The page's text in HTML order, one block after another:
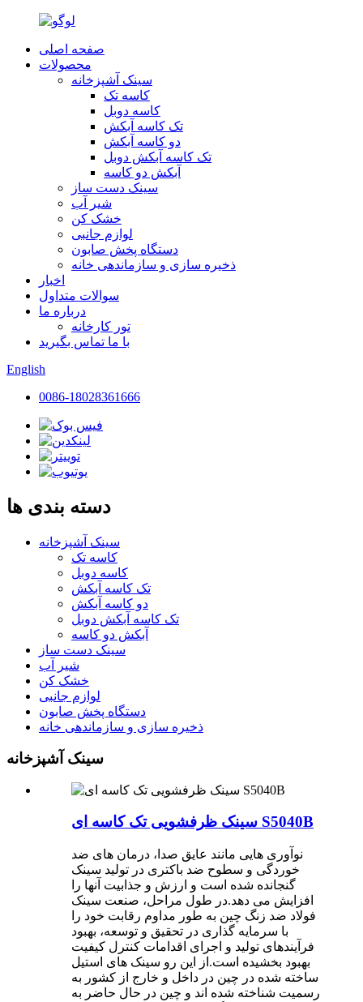
صفحه اصلی
محصولات
سینک آشپزخانه
کاسه تک
کاسه دوبل
تک کاسه آبکش
دو کاسه آبکش
تک کاسه آبکش دوبل
آبکش دو کاسه
سینک دست ساز
شير آب
خشک کن
لوازم جانبی
دستگاه پخش صابون
ذخیره سازی و سازماندهی خانه
اخبار
سوالات متداول
درباره ما
تور کارخانه
با ما تماس بگیرید
English
0086-18028361666
دسته بندی ها
سینک آشپزخانه
کاسه تک
کاسه دوبل
تک کاسه آبکش
دو کاسه آبکش
تک کاسه آبکش دوبل
آبکش دو کاسه
سینک دست ساز
شير آب
خشک کن
لوازم جانبی
دستگاه پخش صابون
ذخیره سازی و سازماندهی خانه
سینک آشپزخانه
سینک ظرفشویی تک کاسه ای S5040B
نوآوری هایی مانند عایق صدا، درمان های ضد
خوردگی و سطوح ضد باکتری در تولید سینک
گنجانده شده است و ارزش و جذابیت آنها را
افزایش می دهد.در طول مراحل، صنعت سینک
فولاد ضد زنگ چین به طور مداوم رقابت خود را
با سرمایه گذاری در تحقیق و توسعه، بهبود
فرآیندهای تولید و اجرای اقدامات کنترل کیفیت
بهبود بخشیده است.از این رو سینک های استیل
ساخته شده در چین در داخل و خارج از کشور به
رسمیت شناخته شده اند و چین در حال حاضر به